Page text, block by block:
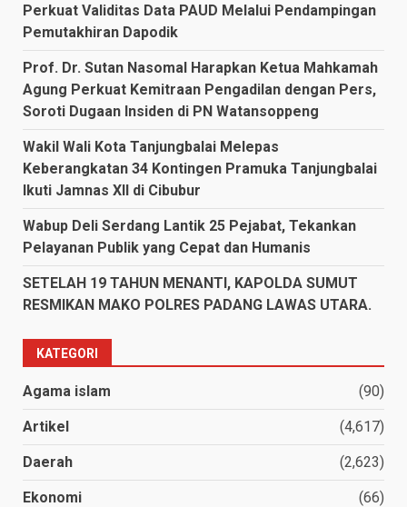
Perkuat Validitas Data PAUD Melalui Pendampingan
Pemutakhiran Dapodik
Prof. Dr. Sutan Nasomal Harapkan Ketua Mahkamah
Agung Perkuat Kemitraan Pengadilan dengan Pers,
Soroti Dugaan Insiden di PN Watansoppeng
Wakil Wali Kota Tanjungbalai Melepas
Keberangkatan 34 Kontingen Pramuka Tanjungbalai
Ikuti Jamnas XII di Cibubur
Wabup Deli Serdang Lantik 25 Pejabat, Tekankan
Pelayanan Publik yang Cepat dan Humanis
SETELAH 19 TAHUN MENANTI, KAPOLDA SUMUT
RESMIKAN MAKO POLRES PADANG LAWAS UTARA.
KATEGORI
Agama islam (90)
Artikel (4,617)
Daerah (2,623)
Ekonomi (66)